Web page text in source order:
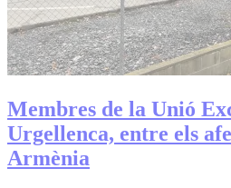
Membres de la Unió
Urgellenca, entre els
Armènia